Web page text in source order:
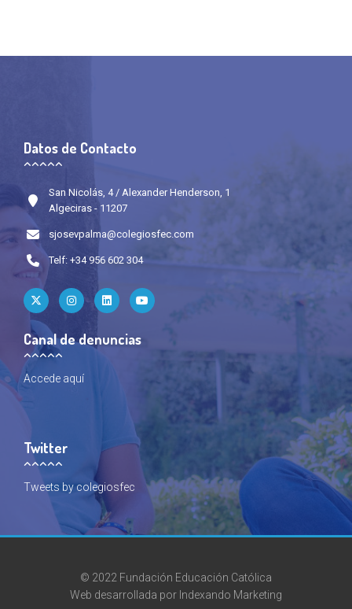
Datos de Contacto
San Nicolás, 4 / Alexander Henderson, 1
Algeciras - 11207
sjosevpalma@colegiosfec.com
Telf: +34 956 602 304
Canal de denuncias
Accede aquí
Twitter
Tweets by colegiosfec
© 2022 Fundación Educación Católica
Web desarrollada por Indexando Marketing